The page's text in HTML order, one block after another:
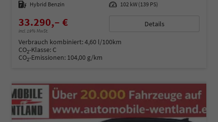
Kraftstoff Hybrid Benzin Leistung 102 kW (139 PS)
33.290,– €
incl. 19% MwSt.
Details
Verbrauch kombiniert:4,60 l/100km
CO2-Klasse: C
CO2-Emissionen: 104,00 g/km